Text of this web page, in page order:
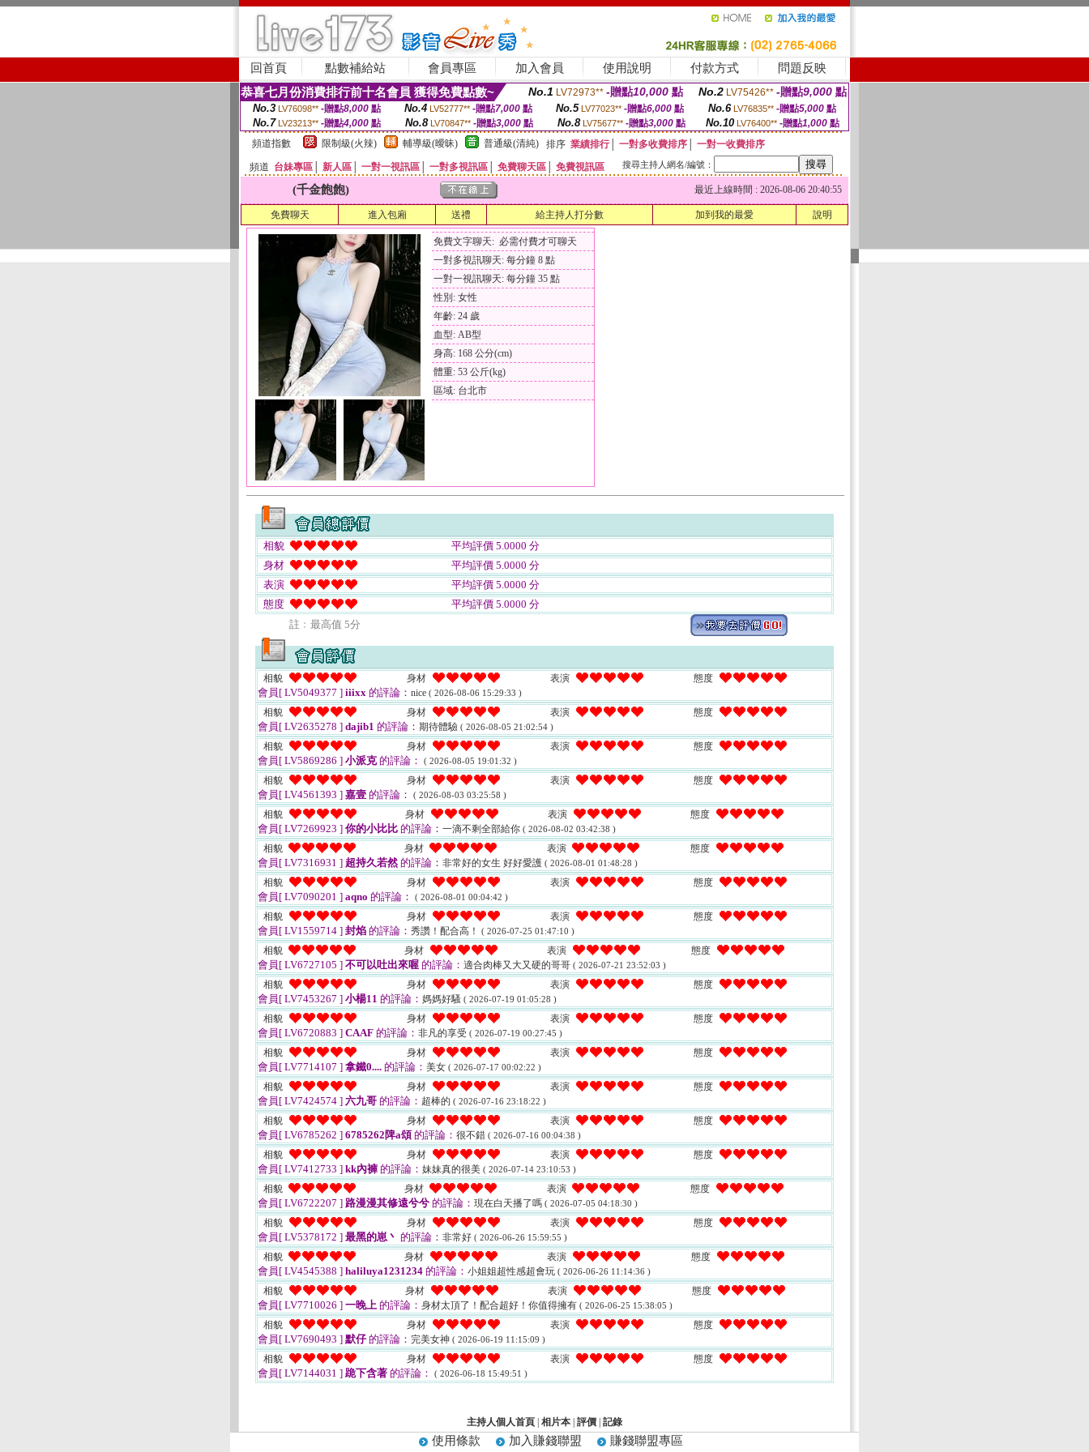
回首頁 點數補給站 會員專區 加入會員 使用說明 付款方式 問題反映
恭喜七月份消費排行前十名會員 獲得免費點數~ No.1 LV72973** -贈點10,000 點 No.2 LV75426** -贈點9,000 點
No.3 LV76098** -贈點8,000點 No.4 LV52777** -贈點7,000點 No.5 LV77023** -贈點6,000點 No.6 LV76835** -贈點5,000點
No.7 LV23213** -贈點4,000 點 No.8 LV70847** -贈點3,000 點 No.8 LV75677** -贈點3,000點 No.10 LV76400** -贈點1,000 點
頻道指數
限制級(火辣) 輔導級(曖昧) 普通級(清純) 排序 業績排行│ 一對多收費排序
一對一收費排序
頻道 台妹專區 新人區 一對一視訊區 一對多視訊區 免費聊天區 免費視訊區 搜尋主持人網名/編號：
(千金飽飽) 最近上線時間 : 2026-08-06 20:40:55
免費聊天 進入包廂 送禮 給主持人打分數 加到我的最愛 說明
免費文字聊天: 必需付費才可聊天
一對多視訊聊天: 每分鐘 8 點
一對一視訊聊天: 每分鐘 35 點
性別: 女性
年齡: 24 歲
血型: AB型
身高: 168 公分(cm)
體重: 53 公斤(kg)
區域: 台北市
相貌
平均評價 5.0000 分
身材
平均評價 5.0000 分
表演
平均評價 5.0000 分
態度
平均評價 5.0000 分
註﹕最高值 5分
相貌 身材 表演 態度
會員[ LV5049377 ] iiixx 的評論： nice ( 2026-08-06 15:29:33 )
相貌 身材 表演 態度
會員[ LV2635278 ] dajib1 的評論： 期待體驗 ( 2026-08-05 21:02:54 )
相貌 身材 表演 態度
會員[ LV5869286 ] 小派克的評論： ( 2026-08-05 19:01:32 )
相貌 身材 表演 態度
會員[ LV4561393 ] 嘉壹 的評論： ( 2026-08-03 03:25:58 )
相貌 身材 表演 態度
會員[ LV7269923 ] 你的小比比 的評論： 一滴不剩全部給你 ( 2026-08-02 03:42:38 )
相貌 身材 表演 態度
會員[ LV7316931 ] 超持久若然 的評論： 非常好的女生 好好愛護 ( 2026-08-01 01:48:28 )
相貌 身材 表演 態度
會員[ LV7090201 ] aqno 的評論： ( 2026-08-01 00:04:42 )
相貌 身材 表演 態度
會員[ LV1559714 ] 封焰 的評論： 秀讚！配合高！ ( 2026-07-25 01:47:10 )
相貌 身材 表演 態度
會員[ LV6727105 ] 不可以吐出來喔 的評論： 適合肉棒又大又硬的哥哥 ( 2026-07-21 23:52:03 )
相貌 身材 表演 態度
會員[ LV7453267 ] 小楊11 的評論： 媽媽好騷 ( 2026-07-19 01:05:28 )
相貌 身材 表演 態度
會員[ LV6720883 ] CAAF 的評論： 非凡的享受 ( 2026-07-19 00:27:45 )
相貌 身材 表演 態度
會員[ LV7714107 ] 拿鐵0.... 的評論： 美女 ( 2026-07-17 00:02:22 )
相貌 身材 表演 態度
會員[ LV7424574 ] 六九哥 的評論： 超棒的 ( 2026-07-16 23:18:22 )
相貌 身材 表演 態度
會員[ LV6785262 ] 6785262陴a頌 的評論： 很不錯 ( 2026-07-16 00:04:38 )
相貌 身材 表演 態度
會員[ LV7412733 ] kk內褲 的評論： 妹妹真的很美 ( 2026-07-14 23:10:53 )
相貌 身材 表演 態度
會員[ LV6722207 ] 路漫漫其修遠兮兮 的評論： 現在白天播了嗎 ( 2026-07-05 04:18:30 )
相貌 身材 表演 態度
會員[ LV5378172 ] 最黑的崽丶 的評論： 非常好 ( 2026-06-26 15:59:55 )
相貌 身材 表演 態度
會員[ LV4545388 ] haliluya1231234 的評論： 小姐姐超性感超會玩 ( 2026-06-26 11:14:36 )
相貌 身材 表演 態度
會員[ LV7710026 ] 一晚上 的評論： 身材太頂了！配合超好！你值得擁有 ( 2026-06-25 15:38:05 )
相貌 身材 表演 態度
會員[ LV7690493 ] 默仔的評論： 完美女神 ( 2026-06-19 11:15:09 )
相貌 身材 表演 態度
會員[ LV7144031 ] 跪下含著 的評論： ( 2026-06-18 15:49:51 )
主持人個人首頁 相片本 評價 記錄
使用條款 加入賺錢聯盟 賺錢聯盟專區